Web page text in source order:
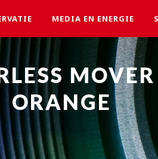
MEDIA EN ENERGIE
ORANGE